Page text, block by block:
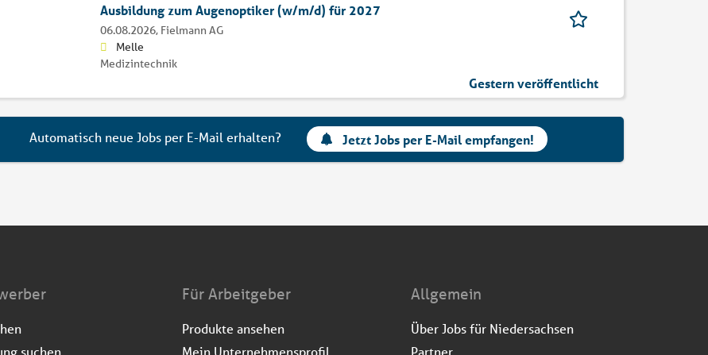
Ausbildung zum Augenoptiker (w/m/d) für 2027
06.08.2026, Fielmann AG
Melle
Medizintechnik
Gestern veröffentlicht
Automatisch neue Jobs per E-Mail erhalten? Jetzt Jobs per E-Mail empfangen!
Für Arbeitgeber
Produkte ansehen
Allgemein
Über Jobs für Niedersachsen